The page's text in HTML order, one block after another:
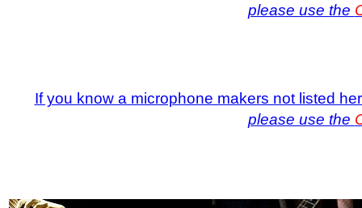
please use the
If you know a microphone makers not listed
please use the